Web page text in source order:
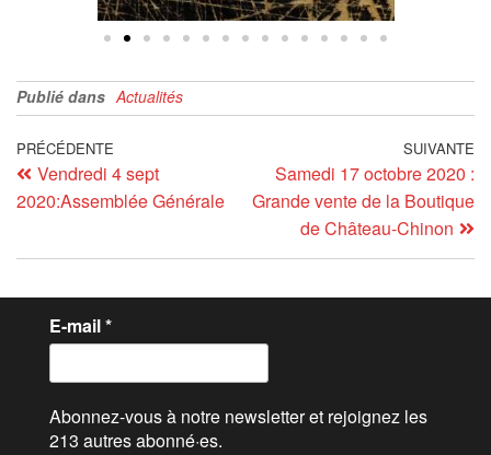
Publié dans Actualités
PRÉCÉDENTE
Vendredi 4 sept
2020:Assemblée Générale
SUIVANTE
Samedi 17 octobre 2020 :
Grande vente de la Boutique
de Château-Chinon
E-mail*
Abonnez-vous à notre newsletter et rejoignez les
213 autres abonné·es.